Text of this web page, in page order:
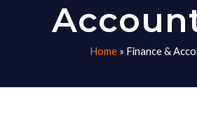
Home» Finance &